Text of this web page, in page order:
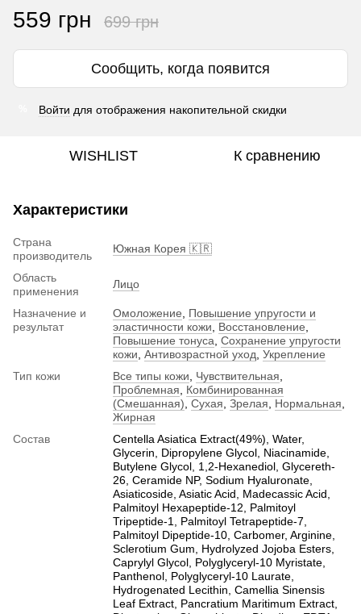
559 грн 699 грн
Сообщить, когда появится
Войти для отображения накопительной скидки
WISHLIST К сравнению
Характеристики
Страна
производитель
Южная Корея 🇰🇷
Область
применения
Лицо
Назначение и
результат
Омоложение
Повышение упругости и
эластичности кожи
Восстановление
Повышение тонуса Сохранение упругости
кожи Антивозрастной уход Укрепление
Тип кожи
Все типы кожи Чувствительная
Проблемная
Комбинированная
(Смешанная) Сухая Зрелая Нормальная
Жирная
Состав
Centella Asiatica Extract(49%), Water,
Glycerin, Dipropylene Glycol, Niacinamide,
Butylene Glycol, 1,2-Hexanediol, Glycereth-
26, Ceramide NP, Sodium Hyaluronate,
Asiaticoside, Asiatic Acid, Madecassic Acid,
Palmitoyl Hexapeptide-12, Palmitoyl
Tripeptide-1, Palmitoyl Tetrapeptide-7,
Palmitoyl Dipeptide-10, Carbomer, Arginine,
Sclerotium Gum, Hydrolyzed Jojoba Esters,
Caprylyl Glycol, Polyglyceryl-10 Myristate,
Panthenol, Polyglyceryl-10 Laurate,
Hydrogenated Lecithin, Camellia Sinensis
Leaf Extract, Pancratium Maritimum Extract,